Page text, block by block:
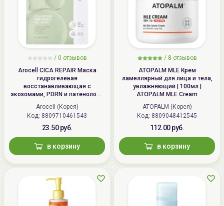
/ 0 отзывов
Arocell CICA REPAIR Маска
гидрогелевая
восстанавливающая с
экозомами, PDRN и патенолом |
25г | CICA REPAIR Panthenol Gel
Mask
Arocell (Корея)
Код: 8809710461543
23.50 руб.
в корзину
/ 8 отзывов
ATOPALM MLE Крем
ламеллярный для лица и тела,
увлажняющий | 100мл |
ATOPALM MLE Cream
ATOPALM (Корея)
Код: 8809048412545
112.00 руб.
в корзину